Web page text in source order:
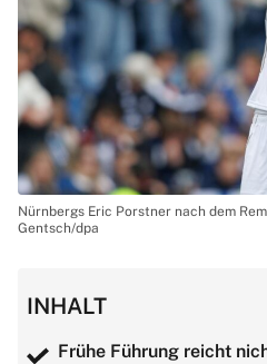
Nürnbergs Eric Porstner nach dem
Gentsch/dpa
INHALT
Frühe Führung reicht